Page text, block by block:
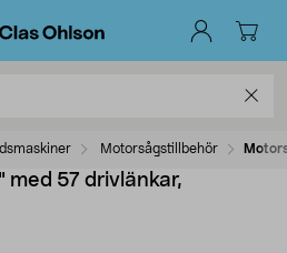
Motorsågstillbehör
57 drivlänkar,